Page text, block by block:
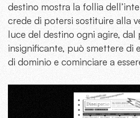
destino mostra la follia
crede di potersi sostituire alla
luce del destino ogni agire, dal
insignificante, può smettere di
di dominio e cominciare a